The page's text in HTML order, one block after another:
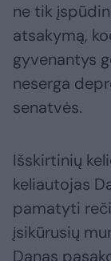
ne tik
atsakymą,
gyvenantys
neserga
senatvės.
Išskirtinių
keliautojas
pamatyti
įsikūrusių
Danas